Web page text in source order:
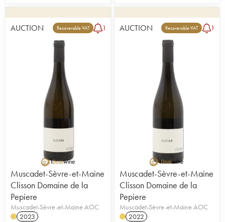
AUCTION Recoverable VAT 1
Muscadet-Sèvre-et-Maine
Clisson Domaine de la
Pepiere
Muscadet-Sèvre-et-Maine AOC
2023
AUCTION Recoverable VAT 1
Muscadet-Sèvre-et-Maine
Clisson Domaine de la
Pepiere
Muscadet-Sèvre-et-Maine AOC
2022